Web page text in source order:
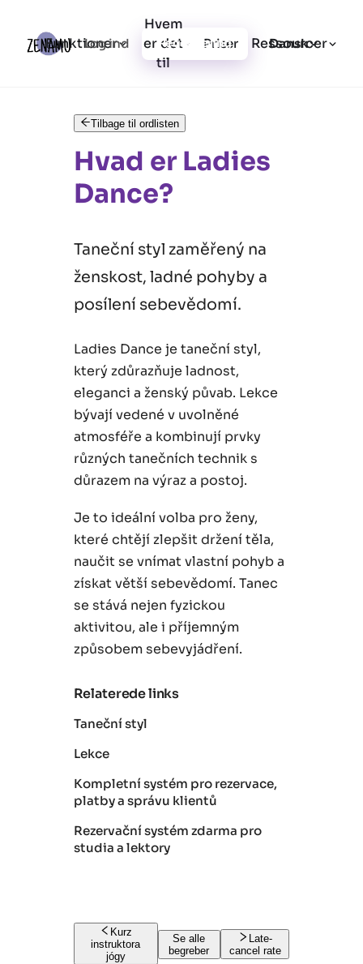
Funktioner
Hvem
er det
til
Priser Ressourcer
Log ind Registrering Dansk
Tilbage til ordlisten
Hvad er Ladies
Dance?
Taneční styl zaměřený na
ženskost, ladné pohyby a
posílení sebevědomí.
Ladies Dance je taneční styl,
který zdůrazňuje ladnost,
eleganci a ženský půvab. Lekce
bývají vedené v uvolněné
atmosféře a kombinují prvky
různých tanečních technik s
důrazem na výraz a postoj.
Je to ideální volba pro ženy,
které chtějí zlepšit držení těla,
naučit se vnímat vlastní pohyb a
získat větší sebevědomí. Tanec
se stává nejen fyzickou
aktivitou, ale i příjemným
způsobem sebevyjádření.
Relaterede links
Taneční styl
Lekce
Kompletní systém pro rezervace,
platby a správu klientů
Rezervační systém zdarma pro
studia a lektory
Kurz
instruktora
jógy
Se alle
begreber
Late-
cancel rate